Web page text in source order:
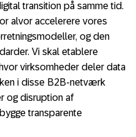
transition på samme tid.
alvor accelerere vores
og den
Vi skal etablere
virksomheder deler data
i disse B2B-netværk
og disruption af
transparente